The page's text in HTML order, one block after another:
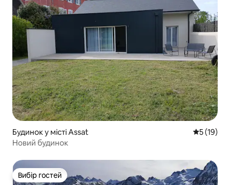
Будинок у місті Assat Середня
5 (19)
Новий будинок
Вибір гостей
Вибір гостей